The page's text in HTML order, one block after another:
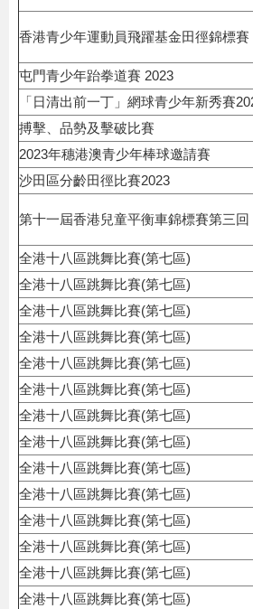
香港青少年運動員飛躍基金田徑錦標賽
屯門青少年跆拳道賽 2023
「日清出前一丁」網球青少年新秀賽
搏擊、品勢及擊破比賽
2023年穗港澳青少年棒球邀請賽
沙田區分齡田徑比賽2023
第十一屆香港兒童平衡車錦標賽第三回
全港十八區跳舞比賽(第七區)
全港十八區跳舞比賽(第七區)
全港十八區跳舞比賽(第七區)
全港十八區跳舞比賽(第七區)
全港十八區跳舞比賽(第七區)
全港十八區跳舞比賽(第七區)
全港十八區跳舞比賽(第七區)
全港十八區跳舞比賽(第七區)
全港十八區跳舞比賽(第七區)
全港十八區跳舞比賽(第七區)
全港十八區跳舞比賽(第七區)
全港十八區跳舞比賽(第七區)
全港十八區跳舞比賽(第七區)
全港十八區跳舞比賽(第七區)